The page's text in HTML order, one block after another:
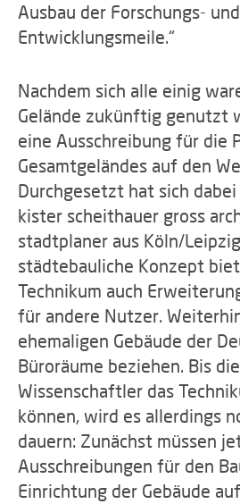
Ausbau der Forschungs- und
Entwicklungsmeile.“
Nachdem sich alle einig
Gelände zukünftig genutzt
eine Ausschreibung für die
Gesamtgeländes auf den
Durchgesetzt hat sich
kister scheithauer gross
stadtplaner aus Köln/
städtebauliche Konzept
Technikum auch
für andere Nutzer.
ehemaligen Gebäude der
Büroräume beziehen. Bis
Wissenschaftler das
können, wird es allerdings
dauern: Zunächst müssen
Ausschreibungen für den
Einrichtung der Gebäude